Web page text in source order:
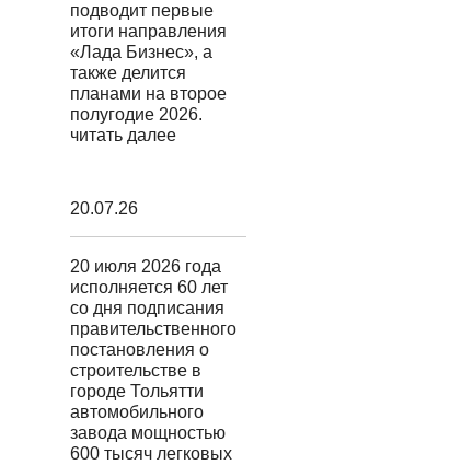
подводит первые
итоги направления
«Лада Бизнес», а
также делится
планами на второе
полугодие 2026.
читать далее
20.07.26
20 июля 2026 года
исполняется 60 лет
со дня подписания
правительственного
постановления о
строительстве в
городе Тольятти
автомобильного
завода мощностью
600 тысяч легковых